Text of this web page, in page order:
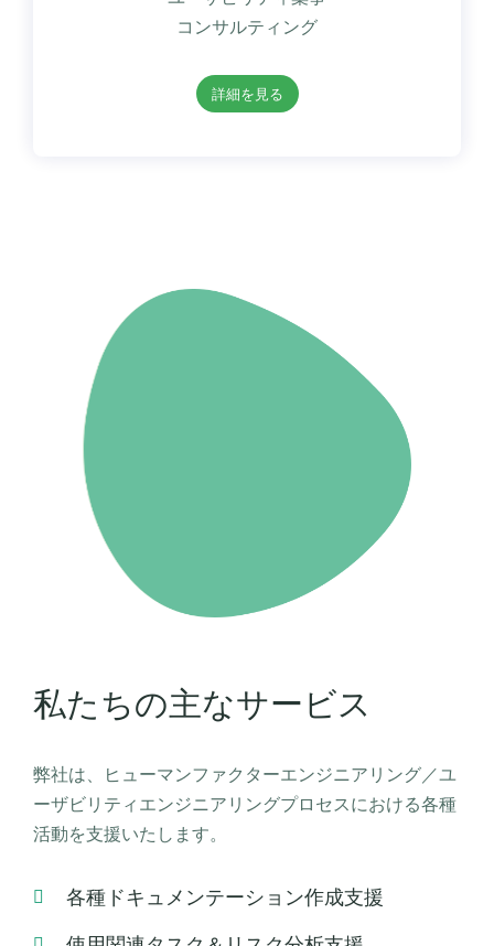
コンサルティング
詳細を見る
私たちの主なサービス
弊社は、ヒューマンファクターエンジニアリング／ユ
ーザビリティエンジニアリングプロセスにおける各種
活動を支援いたします。
各種ドキュメンテーション作成支援